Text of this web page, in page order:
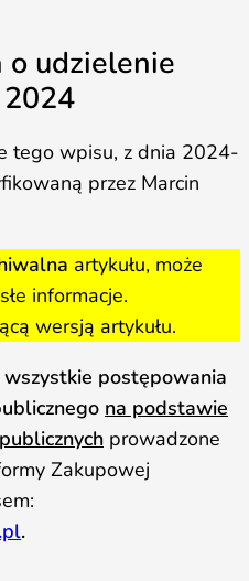
udzielenie
tego wpisu, z dnia 2024-
przez Marcin
artykułu, może
informacje.
wersją artykułu.
wszystkie postępowania
na podstawie
prowadzone
Zakupowej
.